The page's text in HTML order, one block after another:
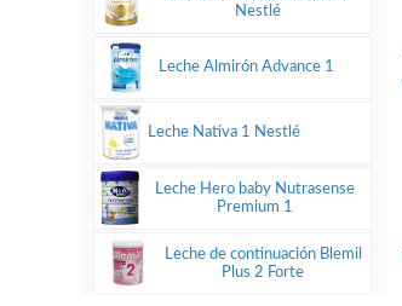
Nestlé
Leche Almirón Advance 1
Leche Nativa 1 Nestlé
Leche Hero baby Nutrasense
Premium 1
Leche de continuación Blemil
Plus 2 Forte